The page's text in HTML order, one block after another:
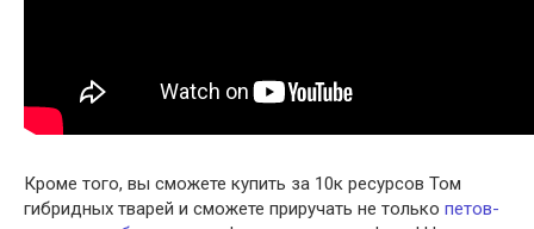
Кроме того, вы сможете купить за 10к ресурсов Том
гибридных тварей и сможете приручать не только петов-